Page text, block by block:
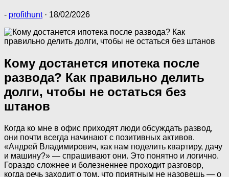
- profithunt · 18/02/2026
Кому достанется ипотека после
развода? Как правильно делить
долги, чтобы не остаться без
штанов
Когда ко мне в офис приходят люди обсуждать развод,
они почти всегда начинают с позитивных активов.
«Андрей Владимирович, как нам поделить квартиру, дачу
и машину?» — спрашивают они. Это понятно и логично.
Гораздо сложнее и болезненнее проходит разговор,
когда речь заходит о том, что приятным не назовешь — о